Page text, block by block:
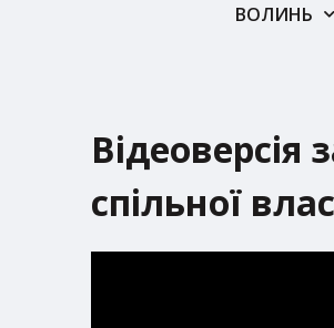
ВОЛИНЬ
Відеоверсія
спільної